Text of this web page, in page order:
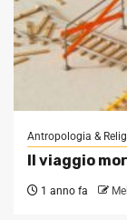
Antropologia &
Il viaggio
1 anno fa